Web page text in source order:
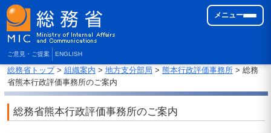
ご意見・ご提案 ENGLISH
メニュー
総務省トップ> 組織案内 > 地方支分部局 > 熊本行政評価事務所> 総務
省熊本行政評価事務所のご案内
総務省熊本行政評価事務所のご案内